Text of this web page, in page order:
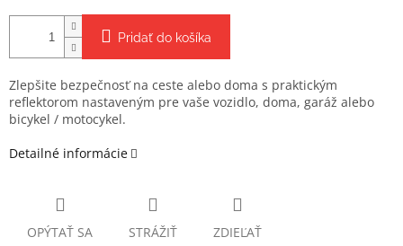
Pridať do košíka
Zlepšite bezpečnosť na ceste alebo doma s praktickým
reflektorom nastaveným pre vaše vozidlo, doma, garáž alebo
bicykel / motocykel.
Detailné informácie
OPÝTAŤ SA STRÁŽIŤ ZDIEĽAŤ